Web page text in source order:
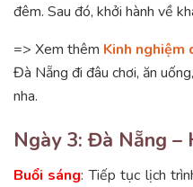
đêm. Sau đó, khởi hành về
=> Xem thêm Kinh nghiệm
Đà Nẵng đi đâu chơi, ăn
nha.
Ngày 3: Đà Nẵng –
Buổi sáng: Tiếp tục lịch